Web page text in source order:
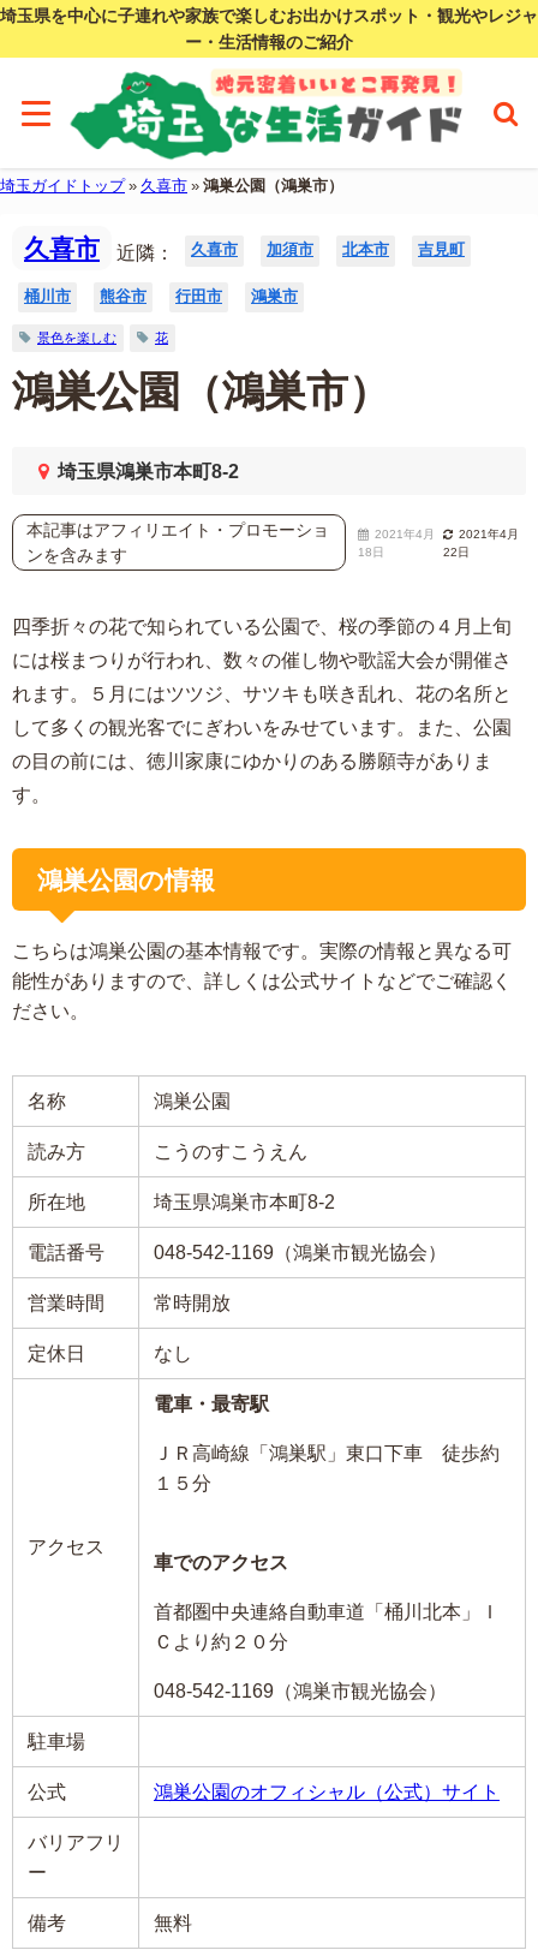
埼玉県を中心に子連れや家族で楽しむお出かけスポット・観光やレジャ
ー・生活情報のご紹介
埼玉ガイドトップ» 久喜市 » 鴻巣公園（鴻巣市）
久喜市 近隣： 久喜市 加須市 北本市 吉見町
桶川市 熊谷市 行田市 鴻巣市
景色を楽しむ 花
鴻巣公園（鴻巣市）
埼玉県鴻巣市本町8-2
本記事はアフィリエイト・プロモーショ
ンを含みます
2021年4月
18日
2021年4月
22日
四季折々の花で知られている公園で、桜の季節の４月上旬
には桜まつりが行われ、数々の催し物や歌謡大会が開催さ
れます。５月にはツツジ、サツキも咲き乱れ、花の名所と
して多くの観光客でにぎわいをみせています。また、公園
の目の前には、徳川家康にゆかりのある勝願寺がありま
す。
鴻巣公園の情報
こちらは鴻巣公園の基本情報です。実際の情報と異なる可
能性がありますので、詳しくは公式サイトなどでご確認く
ださい。
名称 鴻巣公園
読み方 こうのすこうえん
所在地 埼玉県鴻巣市本町8-2
電話番号 048-542-1169（鴻巣市観光協会）
営業時間 常時開放
定休日 なし
アクセス
電車・最寄駅
ＪＲ高崎線「鴻巣駅」東口下車 徒歩約
１５分
車でのアクセス
首都圏中央連絡自動車道「桶川北本」Ｉ
Ｃより約２０分
048-542-1169（鴻巣市観光協会）
駐車場
公式 鴻巣公園のオフィシャル（公式）サイト
バリアフリ
ー
備考 無料